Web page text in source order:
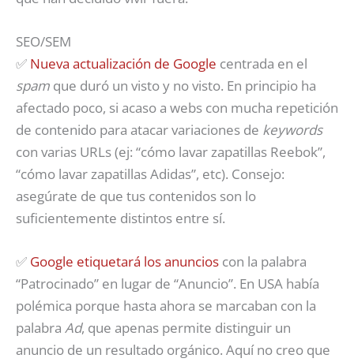
SEO/SEM
✅ Nueva actualización de Google centrada en el
spam que duró un visto y no visto. En principio ha
afectado poco, si acaso a webs con mucha repetición
de contenido para atacar variaciones de keywords
con varias URLs (ej: “cómo lavar zapatillas Reebok”,
“cómo lavar zapatillas Adidas”, etc). Consejo:
asegúrate de que tus contenidos son lo
suficientemente distintos entre sí.
✅ Google etiquetará los anuncios con la palabra
“Patrocinado” en lugar de “Anuncio”. En USA había
polémica porque hasta ahora se marcaban con la
palabra Ad, que apenas permite distinguir un
anuncio de un resultado orgánico. Aquí no creo que